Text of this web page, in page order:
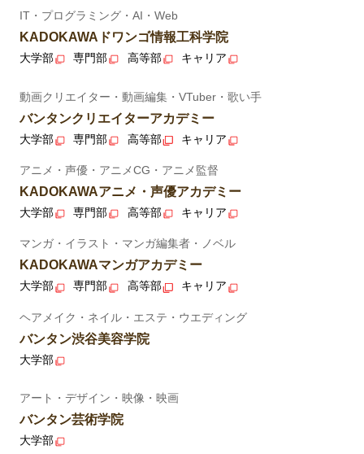
IT・プログラミング・AI・Web
KADOKAWAドワンゴ情報工科学院
大学部 専門部 高等部 キャリア
動画クリエイター・動画編集・VTuber・歌い手
バンタンクリエイターアカデミー
大学部 専門部 高等部 キャリア
アニメ・声優・アニメCG・アニメ監督
KADOKAWAアニメ・声優アカデミー
大学部 専門部 高等部 キャリア
マンガ・イラスト・マンガ編集者・ノベル
KADOKAWAマンガアカデミー
大学部 専門部 高等部 キャリア
ヘアメイク・ネイル・エステ・ウエディング
バンタン渋谷美容学院
大学部
アート・デザイン・映像・映画
バンタン芸術学院
大学部